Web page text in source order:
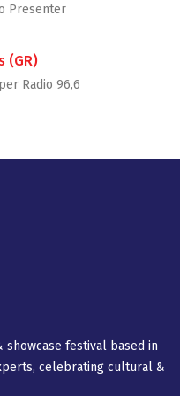
Presenter
(GR)
Radio 96,6
festival based in
celebrating cultural &